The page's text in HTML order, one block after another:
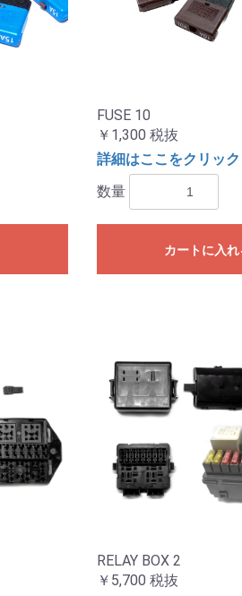
FUSE 10
￥1,300 税抜
詳細はここをクリック
数量
カートに入れ
RELAY BOX 2
￥5,700 税抜